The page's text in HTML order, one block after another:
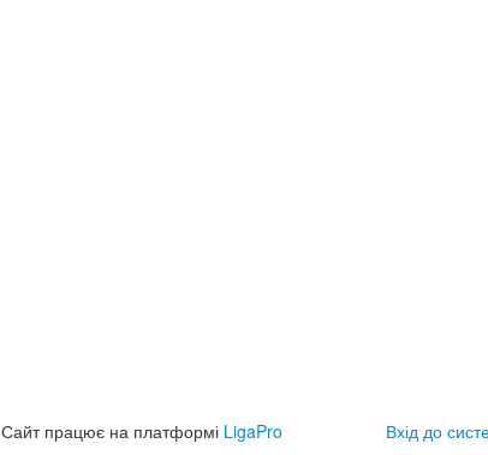
Сайт працює на платформі LigaPro Вхід до